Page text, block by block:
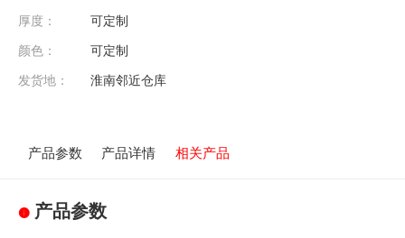
厚度：
可定制
颜色：
可定制
发货地：
淮南邻近仓库
产品参数 产品详情 相关产品
产品参数